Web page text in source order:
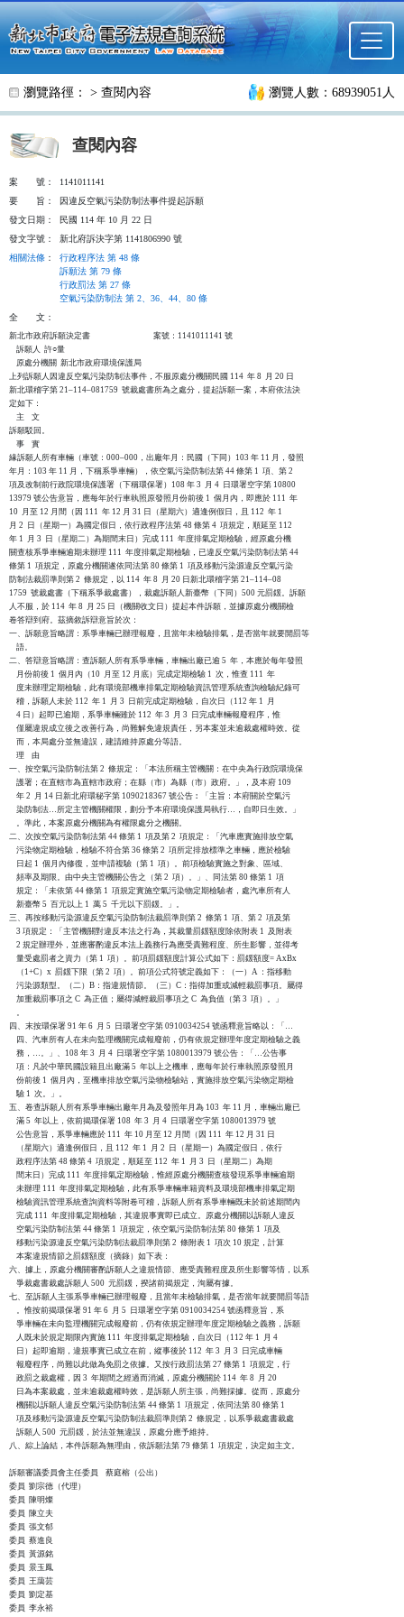
跳至主要內容
瀏覽路徑： > 查閱內容 瀏覽人數：68939051人
查閱內容
案 號：
1141011141
要
旨：
因違反空氣污染防制法事件提起訴願
發文日期：
民國 114 年 10 月 22 日
發文字號：
新北府訴決字第 1141806990 號
相關法條 ：
行政程序法 第 48 條
訴願法 第 79 條
行政罰法 第 27 條
空氣污染防制法 第 2、36、44、80 條
全
文：
新北市政府訴願決定書                                   案號：1141011141 號
    訴願人  許○量
    原處分機關  新北市政府環境保護局
上列訴願人因違反空氣污染防制法事件，不服原處分機關民國 114  年 8  月 20 日
新北環稽字第 21–114–081759  號裁處書所為之處分，提起訴願一案，本府依法決
定如下：
    主    文
訴願駁回。
    事    實
緣訴願人所有車輛（車號：000–000，出廠年月：民國（下同）103 年 11 月，發照
年月：103 年 11 月，下稱系爭車輛），依空氣污染防制法第 44 條第 1  項、第 2
項及改制前行政院環境保護署（下稱環保署）108 年 3  月 4  日環署空字第 10800
13979 號公告意旨，應每年於行車執照原發照月份前後 1  個月內，即應於 111  年
10  月至 12 月間（因 111  年 12 月 31 日（星期六）適逢例假日，且 112  年 1
月 2  日（星期一）為國定假日，依行政程序法第 48 條第 4  項規定，順延至 112
年 1  月 3  日（星期二）為期間末日）完成 111  年度排氣定期檢驗，經原處分機
關查核系爭車輛逾期未辦理 111  年度排氣定期檢驗，已違反空氣污染防制法第 44
條第 1  項規定，原處分機關遂依同法第 80 條第 1  項及移動污染源違反空氣污染
防制法裁罰準則第 2  條規定，以 114  年 8  月 20 日新北環稽字第 21–114–08
1759  號裁處書（下稱系爭裁處書），裁處訴願人新臺幣（下同）500 元罰鍰。訴願
人不服，於 114  年 8  月 25 日（機關收文日）提起本件訴願，並據原處分機關檢
卷答辯到府。茲摘敘訴辯意旨於次：
一、訴願意旨略謂：系爭車輛已辦理報廢，且當年未檢驗排氣，是否當年就要開罰等
    語。
二、答辯意旨略謂：查訴願人所有系爭車輛，車輛出廠已逾 5  年，本應於每年發照
    月份前後 1  個月內（10  月至 12 月底）完成定期檢驗 1  次，惟查 111  年
    度未辦理定期檢驗，此有環境部機車排氣定期檢驗資訊管理系統查詢檢驗紀錄可
    稽，訴願人未於 112  年 1  月 3  日前完成定期檢驗，自次日（112 年 1  月
    4 日）起即已逾期，系爭車輛雖於 112  年 3  月 3  日完成車輛報廢程序，惟
    僅屬違規成立後之改善行為，尚難解免違規責任，另本案並未逾裁處權時效。從
    而，本局處分並無違誤，建請維持原處分等語。
    理    由
一、按空氣污染防制法第 2  條規定：「本法所稱主管機關：在中央為行政院環境保
    護署；在直轄市為直轄市政府；在縣（市）為縣（市）政府。」，及本府 109
    年 2  月 14 日新北府環秘字第 1090218367 號公告︰「主旨：本府關於空氣污
    染防制法…所定主管機關權限，劃分予本府環境保護局執行…，自即日生效。」
    。準此，本案原處分機關為有權限處分之機關。
二、次按空氣污染防制法第 44 條第 1  項及第 2  項規定：「汽車應實施排放空氣
    污染物定期檢驗，檢驗不符合第 36 條第 2  項所定排放標準之車輛，應於檢驗
    日起 1  個月內修復，並申請複驗（第 1  項）。前項檢驗實施之對象、區域、
    頻率及期限。由中央主管機關公告之（第 2  項）。」、同法第 80 條第 1  項
    規定：「未依第 44 條第 1  項規定實施空氣污染物定期檢驗者，處汽車所有人
    新臺幣 5  百元以上 1  萬 5  千元以下罰鍰。」。
三、再按移動污染源違反空氣污染防制法裁罰準則第 2  條第 1  項、第 2  項及第
    3 項規定：「主管機關對違反本法之行為，其裁量罰鍰額度除依附表 1  及附表
    2 規定辦理外，並應審酌違反本法上義務行為應受責難程度、所生影響，並得考
    量受處罰者之資力（第 1  項）。前項罰鍰額度計算公式如下：罰鍰額度= AxBx
    （1+C）x  罰鍰下限（第 2  項）。前項公式符號定義如下：（一）A ：指移動
    污染源類型。（二）B：指違規情節。（三）C：指得加重或減輕裁罰事項。屬得
    加重裁罰事項之 C  為正值；屬得減輕裁罰事項之 C  為負值（第 3  項）。」
    。
四、末按環保署 91 年 6  月 5  日環署空字第 0910034254 號函釋意旨略以：「…
    四、汽車所有人在未向監理機關完成報廢前，仍有依規定辦理年度定期檢驗之義
    務，…。」、108 年 3  月 4  日環署空字第 1080013979 號公告：「…公告事
    項：凡於中華民國設籍且出廠滿 5  年以上之機車，應每年於行車執照原發照月
    份前後 1  個月內，至機車排放空氣污染物檢驗站，實施排放空氣污染物定期檢
    驗 1  次。」。
五、卷查訴願人所有系爭車輛出廠年月為及發照年月為 103  年 11 月，車輛出廠已
    滿 5  年以上，依前揭環保署 108  年 3  月 4  日環署空字第 1080013979 號
    公告意旨，系爭車輛應於 111  年 10 月至 12 月間（因 111  年 12 月 31 日
    （星期六）適逢例假日，且 112  年 1  月 2  日（星期一）為國定假日，依行
    政程序法第 48 條第 4  項規定，順延至 112  年 1  月 3  日（星期二）為期
    間末日）完成 111  年度排氣定期檢驗，惟經原處分機關查核發現系爭車輛逾期
    未辦理 111  年度排氣定期檢驗，此有系爭車輛車籍資料及環境部機車排氣定期
    檢驗資訊管理系統查詢資料等附卷可稽，訴願人所有系爭車輛既未於前述期間內
    完成 111  年度排氣定期檢驗，其違規事實即已成立。原處分機關以訴願人違反
    空氣污染防制法第 44 條第 1  項規定，依空氣污染防制法第 80 條第 1  項及
    移動污染源違反空氣污染防制法裁罰準則第 2  條附表 1  項次 10 規定，計算
    本案違規情節之罰鍰額度（摘錄）如下表：
六、據上，原處分機關審酌訴願人之違規情節、應受責難程度及所生影響等情，以系
    爭裁處書裁處訴願人 500  元罰鍰，揆諸前揭規定，洵屬有據。
七、至訴願人主張系爭車輛已辦理報廢，且當年未檢驗排氣，是否當年就要開罰等語
    。惟按前揭環保署 91 年 6  月 5  日環署空字第 0910034254 號函釋意旨，系
    爭車輛在未向監理機關完成報廢前，仍有依規定辦理年度定期檢驗之義務，訴願
    人既未於規定期限內實施 111  年度排氣定期檢驗，自次日（112 年 1  月 4
    日）起即逾期，違規事實已成立在前，縱事後於 112  年 3  月 3  日完成車輛
    報廢程序，尚難以此做為免罰之依據。又按行政罰法第 27 條第 1  項規定，行
    政罰之裁處權，因 3  年期間之經過而消滅，原處分機關於 114  年 8  月 20
    日為本案裁處，並未逾裁處權時效，是訴願人所主張，尚難採據。從而，原處分
    機關以訴願人違反空氣污染防制法第 44 條第 1  項規定，依同法第 80 條第 1
    項及移動污染源違反空氣污染防制法裁罰準則第 2  條規定，以系爭裁處書裁處
    訴願人 500  元罰鍰，於法並無違誤，原處分應予維持。
八、綜上論結，本件訴願為無理由，依訴願法第 79 條第 1  項規定，決定如主文。
訴願審議委員會主任委員    蔡庭榕（公出）
委員  劉宗德（代理）
委員  陳明燦
委員  陳立夫
委員  張文郁
委員  蔡進良
委員  黃源銘
委員  景玉鳳
委員  王藹芸
委員  劉定基
委員  李永裕